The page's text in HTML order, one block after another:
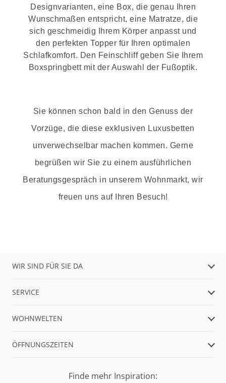
Designvarianten, eine Box, die genau Ihren
Wunschmaßen entspricht, eine Matratze, die
sich geschmeidig Ihrem Körper anpasst und
den perfekten Topper für Ihren optimalen
Schlafkomfort. Den Feinschliff geben Sie Ihrem
Boxspringbett mit der Auswahl der Fußoptik.
Sie können schon bald in den Genuss der
Vorzüge, die diese exklusiven Luxusbetten
unverwechselbar machen kommen. Gerne
begrüßen wir Sie zu einem ausführlichen
Beratungsgespräch in unserem Wohnmarkt, wir
freuen uns auf Ihren Besuch!
WIR SIND FÜR SIE DA
SERVICE
WOHNWELTEN
ÖFFNUNGSZEITEN
Finde mehr Inspiration: